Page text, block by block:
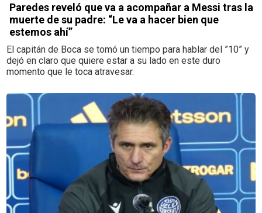
Paredes reveló que va a acompañar a Messi tras la
muerte de su padre: “Le va a hacer bien que
estemos ahí”
El capitán de Boca se tomó un tiempo para hablar del ”10” y
dejó en claro que quiere estar a su lado en este duro
momento que le toca atravesar.